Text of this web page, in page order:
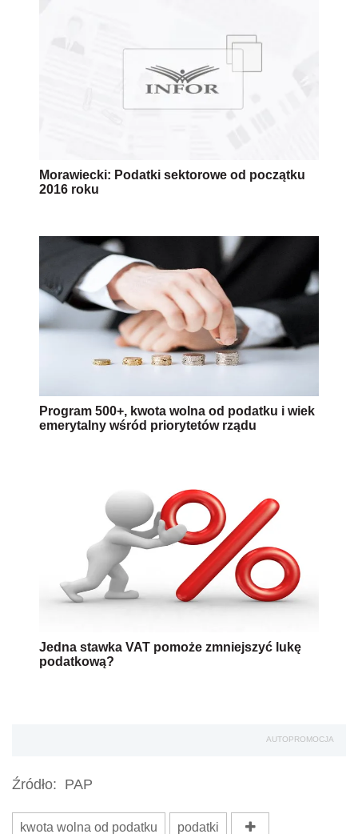
Morawiecki: Podatki sektorowe od początku
2016 roku
Program 500+, kwota wolna od podatku i wiek
emerytalny wśród priorytetów rządu
Jedna stawka VAT pomoże zmniejszyć lukę
podatkową?
AUTOPROMOCJA
Źródło: PAP
kwota wolna od podatku podatki